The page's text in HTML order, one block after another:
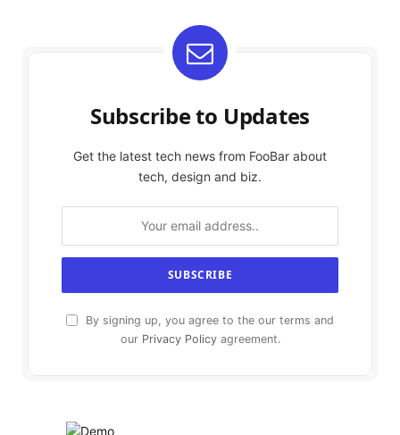
Subscribe to Updates
Get the latest tech news from FooBar about
tech, design and biz.
By signing up, you agree to the our terms and
our Privacy Policyagreement.